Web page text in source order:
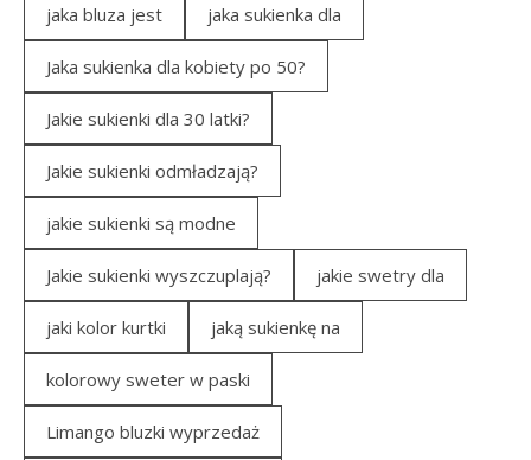
jaka bluza jest jaka sukienka dla
Jaka sukienka dla kobiety po 50?
Jakie sukienki dla 30 latki?
Jakie sukienki odmładzają?
jakie sukienki są modne
Jakie sukienki wyszczuplają? jakie swetry dla
jaki kolor kurtki jaką sukienkę na
kolorowy sweter w paski
Limango bluzki wyprzedaż